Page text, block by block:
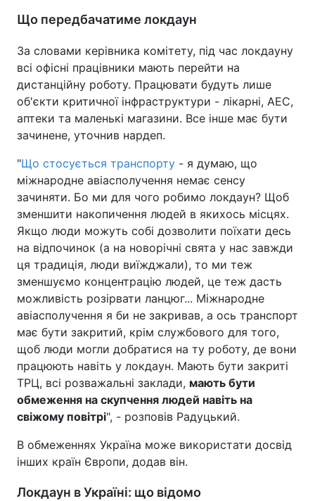
Що передбачатиме локдаун
За словами керівника комітету, під час локдауну
всі офісні працівники мають перейти на
дистанційну роботу. Працювати будуть лише
об'єкти критичної інфраструктури - лікарні, АЕС,
аптеки та маленькі магазини. Все інше має бути
зачинене, уточнив нардеп.
"Що стосується транспорту - я думаю, що
міжнародне авіасполучення немає сенсу
зачиняти. Бо ми для чого робимо локдаун? Щоб
зменшити накопичення людей в якихось місцях.
Якщо люди можуть собі дозволити поїхати десь
на відпочинок (а на новорічні свята у нас завжди
ця традиція, люди виїжджали), то ми теж
зменшуємо концентрацію людей, це теж дасть
можливість розірвати ланцюг... Міжнародне
авіасполучення я би не закривав, а ось транспорт
має бути закритий, крім службового для того,
щоб люди могли добратися на ту роботу, де вони
працюють навіть у локдаун. Мають бути закриті
ТРЦ, всі розважальні заклади, мають бути
обмеження на скупчення людей навіть на
свіжому повітрі", - розповів Радуцький.
В обмеженнях Україна може використати досвід
інших країн Європи, додав він.
Локдаун в Україні: що відомо